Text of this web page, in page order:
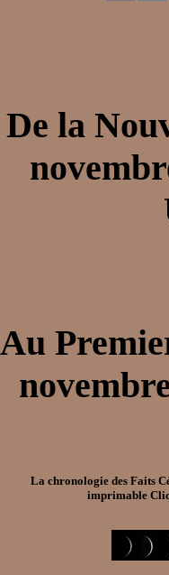
De la
Au
La chronologie des Faits
imprimable